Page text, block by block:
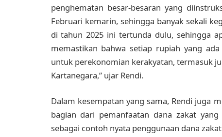
penghematan besar-besaran yang
Februari kemarin, sehingga banyak sekali
di tahun 2025 ini tertunda dulu, sehingga
memastikan bahwa setiap rupiah yang
untuk perekonomian kerakyatan, termasuk
Kartanegara,” ujar Rendi.
Dalam kesempatan yang sama, Rendi juga
bagian dari pemanfaatan dana zakat
sebagai contoh nyata penggunaan dana